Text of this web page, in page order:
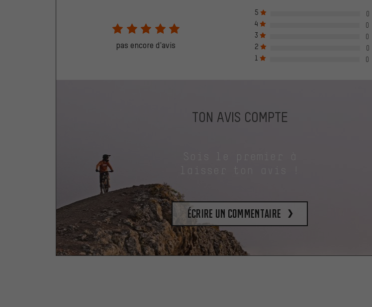
pas encore d'avis
5
0
4
0
3
0
2
0
1
0
TON AVIS COMPTE
laisser ton avis !
Écrire un commentaire